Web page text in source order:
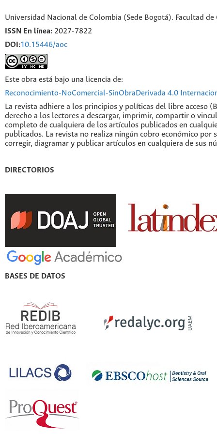
Universidad Nacional de Colombia (Sede Bogotá). Facultad
ISSN En línea: 2027-7822
DOI:10.15446/aoc
Este obra está bajo una licencia de:
Reconocimiento-NoComercial-SinObraDerivada 4.0
La revista adhiere a los principios y políticas del libre acceso
derecho a los lectores a descargar, imprimir, compartir o
completo de cualquiera de los artículos publicados en
publicados. La revista no realiza ningún cobro económico por
corregir, diagramar y publicar artículos en cualquiera de sus
DIRECTORIOS
BASES DE DATOS